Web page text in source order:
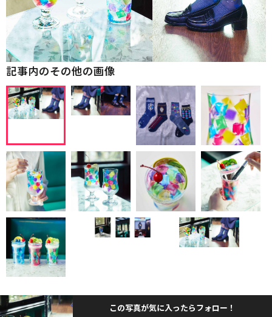
記事内のその他の画像
この写真が気に入ったらフォロー！